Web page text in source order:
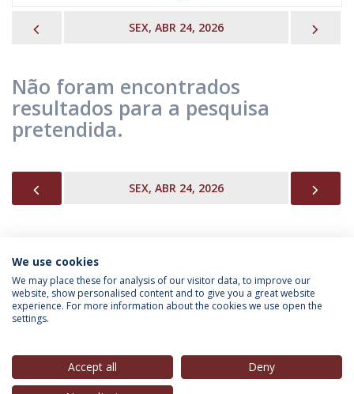
SEX, ABR 24, 2026
Não foram encontrados
resultados para a pesquisa
pretendida.
SEX, ABR 24, 2026
INFORMAÇÃO PARA
We use cookies
We may place these for analysis of our visitor data, to improve our
website, show personalised content and to give you a great website
experience. For more information about the cookies we use open the
settings.
Accept all
Deny